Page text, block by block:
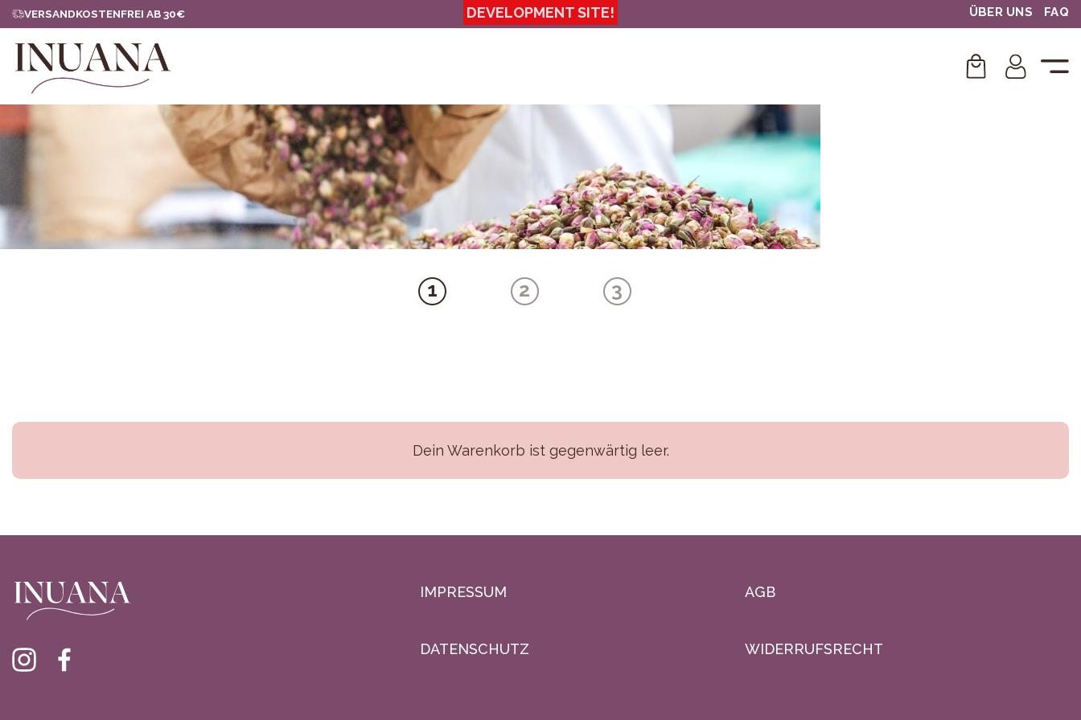
Zum
springen
VERSANDKOSTENFREI AB 30€ ÜBER UNS FAQ
1 2 3
Dein Warenkorb ist gegenwärtig leer.
IMPRESSUM
DATENSCHUTZ
AGB
WIDERRUFSRECHT